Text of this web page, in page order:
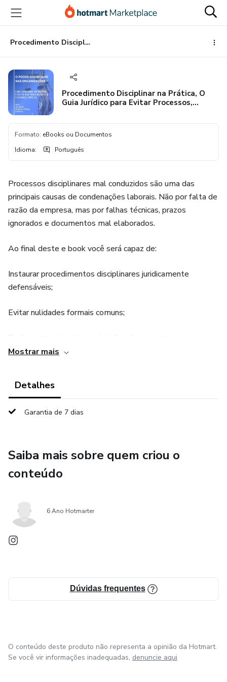
para
conteúdo
principal
para
pagamento
para
rodapé
Procedimento Disciplinar na Prática, O Guia Jurídico para Evitar Processos, Multas e Indemnizações
Procedimento Disciplinar na Prática, O
Guia Jurídico para Evitar Processos,
Formato: eBooks ou Documentos
Idioma: Português
Processos disciplinares mal conduzidos são uma das
principais causas de condenações laborais. Não por falta de
razão da empresa, mas por falhas técnicas, prazos
ignorados e documentos mal elaborados.
Ao final deste e book você será capaz de:
Instaurar procedimentos disciplinares juridicamente
defensáveis;
Evitar nulidades formais comuns;
Mostrar mais
Detalhes
Garantia de 7 dias
Saiba mais sobre quem criou o
conteúdo
6 Ano Hotmarter
Dúvidas frequentes
O conteúdo deste produto não representa a opinião da Hotmart.
Se você vir informações inadequadas, denuncie aqui